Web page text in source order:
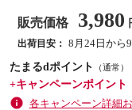
販売価格 3,980
出荷目安： 8月24日から
たまるdポイント
（通常）
+キャンペーンポイント
各キャンペーン詳細